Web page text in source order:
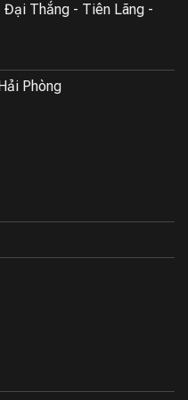
36dB, tủ lạnh vận hành
đến giấc ngủ hay
lạnh lên đến
Đại Thắng - Tiên Lãng -
Phòng